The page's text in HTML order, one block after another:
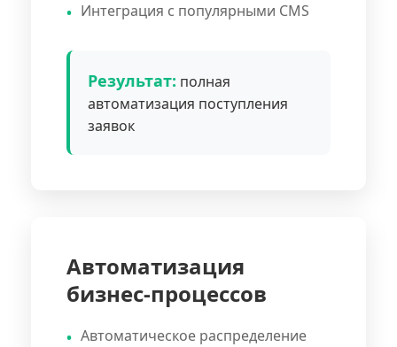
Интеграция с популярными CMS
Результат: полная
автоматизация поступления
заявок
Автоматизация
бизнес-процессов
Автоматическое распределение